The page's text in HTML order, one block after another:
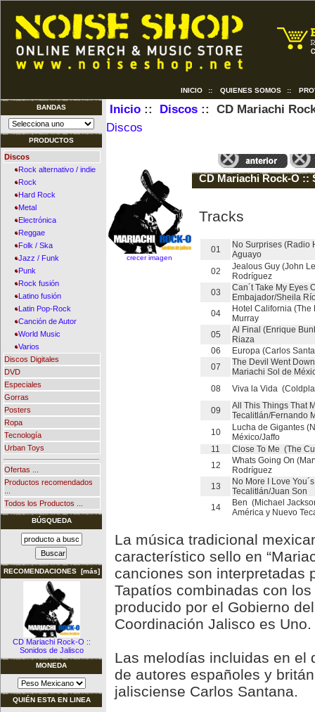
INICIO :: QUIENES SOMOS ::
BANDAS
PRODUCTOS
Discos
Rock alternativo / indie
Rock
Hard Rock
Metal
Electrónica
Reggae
Folk / Ska
Jazz / Funk
Punk
Rock fusión
Latino fusión
Latin Pop-Rock
Canción de Autor
World Music
Varios
Discos Digitales
DVD
Especiales
Gorras
Posters
Ropa
Tecnología
Urban Toys
Ofertas ...
Productos recomendados
Todos los Productos ...
BÚSQUEDA
RECOMENDACIONES [más]
CD Mariachi Rock-O ::
Sonidos de Jalisco
MONEDA
QUIÉN ESTA EN LINEA
Inicio:: Discos:: CD Mariachi
Discos
crecer imagen
CD Mariachi Rock-O ::
Tracks
01
No Surprises (Radio
Aguayo
02
Jealous Guy (John
Rodríguez
03
Can´t Take My Eyes
Embajador/Sheila
04
Hotel California
Murray
05
Al Final (Enrique
Riaza
06
Europa (Carlos
07
The Devil Went
Mariachi Sol de
08
Viva la Vida
09
All This Things That
Tecalitlán/Fernando
10
Lucha de Gigantes
México/Jaffo
11
Close To Me (The
12
Whats Going On
Rodríguez
13
No More I Love
Tecalitlán/Juan Son
14
Ben (Michael
América y Nuevo
La música tradicional
característico sello en
canciones son interpretadas
Tapatíos combinadas con
producido por el Gobierno
Coordinación Jalisco es Uno.
Las melodías incluidas en el
de autores españoles y
jalisciense Carlos Santana.